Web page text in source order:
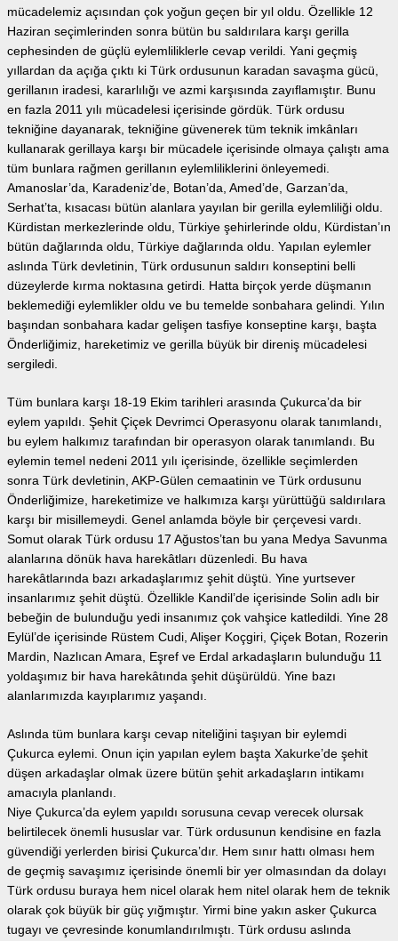
mücadelemiz açısından çok yoğun geçen bir yıl oldu. Özellikle 12
Haziran seçimlerinden sonra bütün bu saldırılara karşı gerilla
cephesinden de güçlü eylemliliklerle cevap verildi. Yani geçmiş
yıllardan da açığa çıktı ki Türk ordusunun karadan savaşma gücü,
gerillanın iradesi, kararlılığı ve azmi karşısında zayıflamıştır. Bunu
en fazla 2011 yılı mücadelesi içerisinde gördük. Türk ordusu
tekniğine dayanarak, tekniğine güvenerek tüm teknik imkânları
kullanarak gerillaya karşı bir mücadele içerisinde olmaya çalıştı ama
tüm bunlara rağmen gerillanın eylemliliklerini önleyemedi.
Amanoslar’da, Karadeniz’de, Botan’da, Amed’de, Garzan’da,
Serhat’ta, kısacası bütün alanlara yayılan bir gerilla eylemliliği oldu.
Kürdistan merkezlerinde oldu, Türkiye şehirlerinde oldu, Kürdistan’ın
bütün dağlarında oldu, Türkiye dağlarında oldu. Yapılan eylemler
aslında Türk devletinin, Türk ordusunun saldırı konseptini belli
düzeylerde kırma noktasına getirdi. Hatta birçok yerde düşmanın
beklemediği eylemlikler oldu ve bu temelde sonbahara gelindi. Yılın
başından sonbahara kadar gelişen tasfiye konseptine karşı, başta
Önderliğimiz, hareketimiz ve gerilla büyük bir direniş mücadelesi
sergiledi.
Tüm bunlara karşı 18-19 Ekim tarihleri arasında Çukurca’da bir
eylem yapıldı. Şehit Çiçek Devrimci Operasyonu olarak tanımlandı,
bu eylem halkımız tarafından bir operasyon olarak tanımlandı. Bu
eylemin temel nedeni 2011 yılı içerisinde, özellikle seçimlerden
sonra Türk devletinin, AKP-Gülen cemaatinin ve Türk ordusunu
Önderliğimize, hareketimize ve halkımıza karşı yürüttüğü saldırılara
karşı bir misillemeydi. Genel anlamda böyle bir çerçevesi vardı.
Somut olarak Türk ordusu 17 Ağustos’tan bu yana Medya Savunma
alanlarına dönük hava harekâtları düzenledi. Bu hava
harekâtlarında bazı arkadaşlarımız şehit düştü. Yine yurtsever
insanlarımız şehit düştü. Özellikle Kandil’de içerisinde Solin adlı bir
bebeğin de bulunduğu yedi insanımız çok vahşice katledildi. Yine 28
Eylül’de içerisinde Rüstem Cudi, Alişer Koçgiri, Çiçek Botan, Rozerin
Mardin, Nazlıcan Amara, Eşref ve Erdal arkadaşların bulunduğu 11
yoldaşımız bir hava harekâtında şehit düşürüldü. Yine bazı
alanlarımızda kayıplarımız yaşandı.
Aslında tüm bunlara karşı cevap niteliğini taşıyan bir eylemdi
Çukurca eylemi. Onun için yapılan eylem başta Xakurke’de şehit
düşen arkadaşlar olmak üzere bütün şehit arkadaşların intikamı
amacıyla planlandı.
Niye Çukurca’da eylem yapıldı sorusuna cevap verecek olursak
belirtilecek önemli hususlar var. Türk ordusunun kendisine en fazla
güvendiği yerlerden birisi Çukurca’dır. Hem sınır hattı olması hem
de geçmiş savaşımız içerisinde önemli bir yer olmasından da dolayı
Türk ordusu buraya hem nicel olarak hem nitel olarak hem de teknik
olarak çok büyük bir güç yığmıştır. Yirmi bine yakın asker Çukurca
tugayı ve çevresinde konumlandırılmıştı. Türk ordusu aslında